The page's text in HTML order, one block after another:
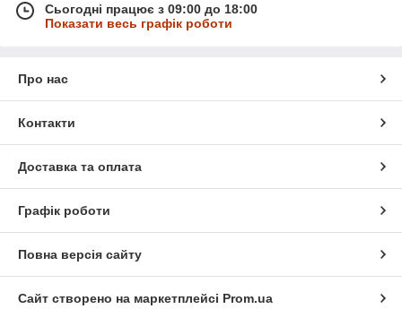
Сьогодні працює з 09:00 до 18:00
Показати весь графік роботи
Про нас
Контакти
Доставка та оплата
Графік роботи
Повна версія сайту
Сайт створено на маркетплейсі Prom.ua